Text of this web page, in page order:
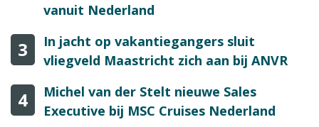
vanuit Nederland
3
In jacht op vakantiegangers sluit
vliegveld Maastricht zich aan bij ANVR
4
Michel van der Stelt nieuwe Sales
Executive bij MSC Cruises Nederland